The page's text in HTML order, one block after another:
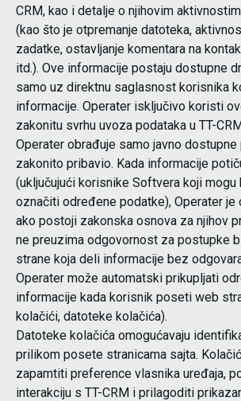
CRM, kao i detalje o njihovim
(kao što je otpremanje datoteka,
zadatke, ostavljanje komentara na
itd.). Ove informacije postaju dostupne
samo uz direktnu saglasnost korisnika
informacije. Operater isključivo koristi
zakonitu svrhu uvoza podataka u TT-
Operater obrađuje samo javno
zakonito pribavio. Kada informacije
(uključujući korisnike Softvera koji
označiti određene podatke), Operater je
ako postoji zakonska osnova za njihov
ne preuzima odgovornost za postupke
strane koja deli informacije bez
Operater može automatski prikupljati
informacije kada korisnik poseti web
kolačići, datoteke kolačića).
Datoteke kolačića omogućavaju
prilikom posete stranicama sajta.
zapamtiti preference vlasnika uređaja,
interakciju s TT-CRM i prilagoditi